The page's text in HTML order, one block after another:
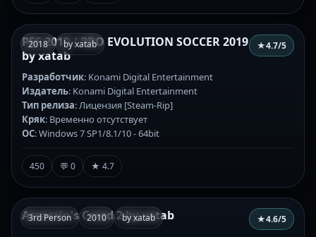
2018 by xatab
PES 2019 / PRO EVOLUTION SOCCER 2019
by xatab
★4.7/5
Разработчик: Konami Digital Entertainment
Издатель: Konami Digital Entertainment
Тип релиза: Лицензия [Steam-Rip]
Кряк: Временно отсутствует
ОС: Windows 7 SP1/8.1/10 - 64bit
450 💬 0 ★ 4.7
3rd Person 2010 by xatab
Assassin's Creed 2 by xatab ★4.6/5